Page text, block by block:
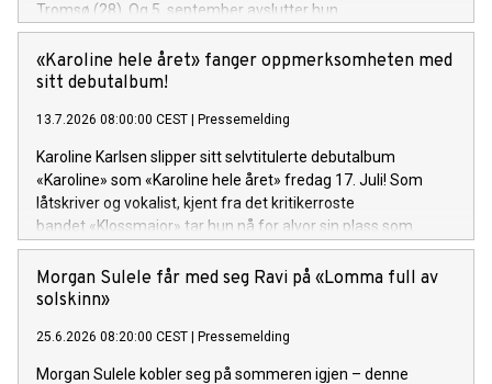
Tromsø (28). Og 5. september avslutter hun
festivalsesongen med Spirefest i Ålesund.
«Karoline hele året» fanger oppmerksomheten med
sitt debutalbum!
13.7.2026 08:00:00 CEST Pressemelding
Karoline Karlsen slipper sitt selvtitulerte debutalbum
«Karoline» som «Karoline hele året» fredag 17. Juli! Som
låtskriver og vokalist, kjent fra det kritikerroste
bandet «Klossmajor» tar hun nå for alvor sin plass som
soloartist. Lytteren inviteres inn i et personlig og ujålete
univers fullt av varme, humor og ærlighet.
Morgan Sulele får med seg Ravi på «Lomma full av
solskinn»
25.6.2026 08:20:00 CEST Pressemelding
Morgan Sulele kobler seg på sommeren igjen – denne